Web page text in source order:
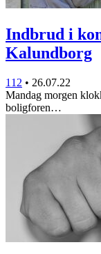
Indbrud i
Kalundborg
112 • 26.07.22
Mandag morgen
boligforen…